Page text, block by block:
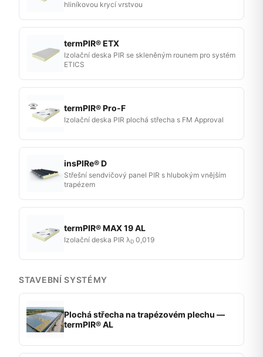
hliníkovou krycí vrstvou
termPIR® ETX
Izolační deska PIR se skleněným rounem pro systém
ETICS
termPIR® Pro-F
Izolační deska PIR plochá střecha s FM Approval
insPIRe® D
Střešní sendvičový panel PIR s hlubokým vnějším
trapézem
termPIR® MAX 19 AL
Izolační deska PIR λD 0,019
STAVEBNÍ SYSTÉMY
Plochá střecha na trapézovém plechu —
termPIR® AL